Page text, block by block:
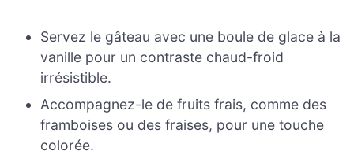
Servez le gâteau avec une boule de glace à la
vanille pour un contraste chaud-froid
irrésistible.
Accompagnez-le de fruits frais, comme des
framboises ou des fraises, pour une touche
colorée.